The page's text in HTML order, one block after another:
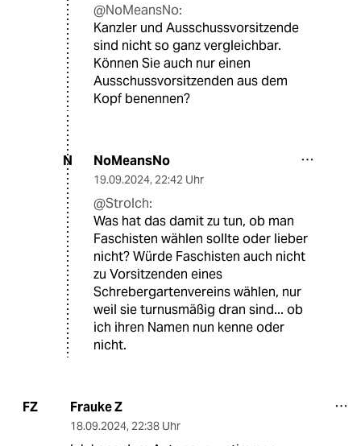
@NoMeansNo:
Kanzler und Ausschussvorsitzende
sind nicht so ganz vergleichbar.
Können Sie auch nur einen
Ausschussvorsitzenden aus dem
Kopf benennen?
N NoMeansNo
19.09.2024, 22:42 Uhr
@Strolch:
Was hat das damit zu tun, ob man
Faschisten wählen sollte oder lieber
nicht? Würde Faschisten auch nicht
zu Vorsitzenden eines
Schrebergartenvereins wählen, nur
weil sie turnusmäßig dran sind... ob
ich ihren Namen nun kenne oder
nicht.
FZ Frauke Z
18.09.2024, 22:38 Uhr